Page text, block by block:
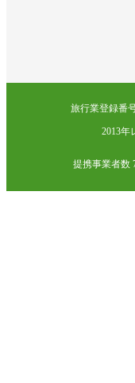
旅行業登録番
2013年
提携事業者数